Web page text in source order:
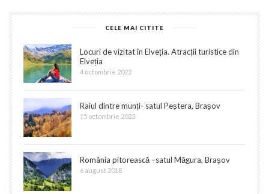
CELE MAI CITITE
Locuri de vizitat în Elveția. Atracții turistice din
Elveția
4 octombrie 2022
Raiul dintre munți- satul Peștera, Brașov
15 octombrie 2023
România pitorească –satul Măgura, Brașov
6 august 2018